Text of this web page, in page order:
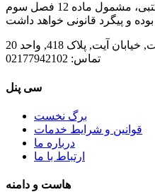
هرگونه کپی برداری بدون مجوز کتبی، مشمول ماده 12 فصل سوم
آیت, پلاک 418, واحد 20
تماس:
سی پنل
برگ نخست
قوانین و شرایط خدمات
درباره ما
ارتباط با ما
هاست و دامنه